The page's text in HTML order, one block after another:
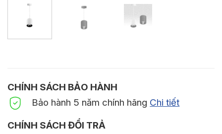
CHÍNH SÁCH BẢO HÀNH
Bảo hành 5 năm chính hãng Chi tiết
CHÍNH SÁCH ĐỔI TRẢ